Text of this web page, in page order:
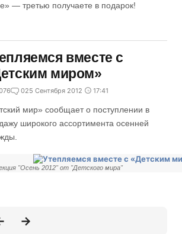
— третью получаете в подарок!
вместе с
миром»
025 Сентября 2012 17:41
мир» сообщает о поступлении в
широкого ассортимента осенней
"Осень 2012" от "Детского мира"